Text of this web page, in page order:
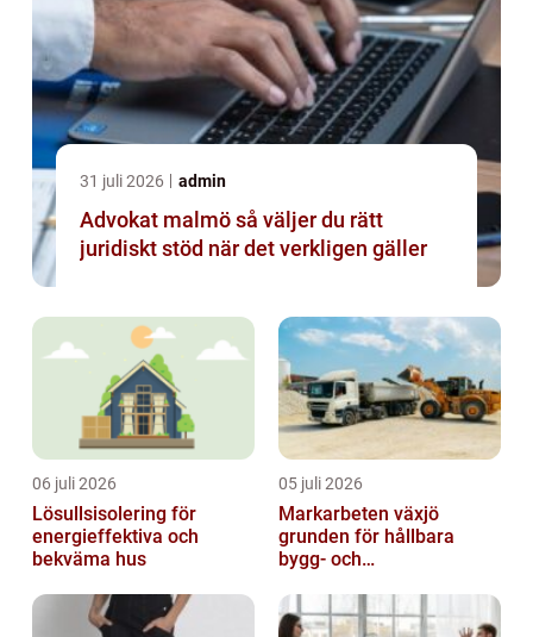
31 juli 2026 admin
Advokat malmö så väljer du rätt
juridiskt stöd när det verkligen gäller
06 juli 2026
Lösullsisolering för
energieffektiva och
bekväma hus
05 juli 2026
Markarbeten växjö
grunden för hållbara
bygg- och